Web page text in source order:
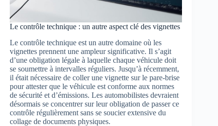
Le contrôle technique : un autre aspect clé des vignettes
Le contrôle technique est un autre domaine où les
vignettes prennent une ampleur significative. Il s’agit
d’une obligation légale à laquelle chaque véhicule doit
se soumettre à intervalles réguliers. Jusqu’à récemment,
il était nécessaire de coller une vignette sur le pare-brise
pour attester que le véhicule est conforme aux normes
de sécurité et d’émissions. Les automobilistes devraient
désormais se concentrer sur leur obligation de passer ce
contrôle régulièrement sans se soucier extensive du
collage de documents physiques.